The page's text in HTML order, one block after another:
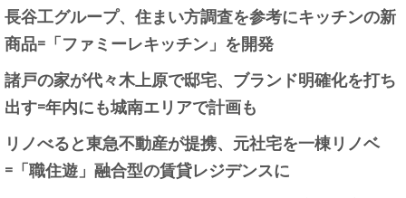
長谷工グループ、住まい方調査を参考にキッチンの新
商品=「ファミーレキッチン」を開発
諸戸の家が代々木上原で邸宅、ブランド明確化を打ち
出す=年内にも城南エリアで計画も
リノべると東急不動産が提携、元社宅を一棟リノベ
=「職住遊」融合型の賃貸レジデンスに